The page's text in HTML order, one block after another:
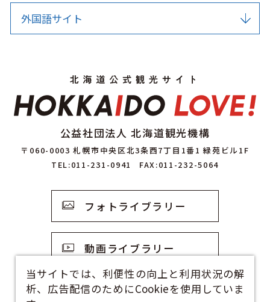
外国語サイト
公益社団法人 北海道観光機構
〒060-0003 札幌市中央区北3条西7丁目1番1 緑苑ビル1F
TEL:011-231-0941
FAX:011-232-5064
フォトライブラリー
動画ライブラリー
観光資料
当サイトでは、利便性の向上と利用状況の解
析、広告配信のためにCookieを使用していま